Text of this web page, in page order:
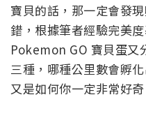
寶貝的話，那一定會發
錯，根據筆者經驗完美
Pokemon GO 寶貝蛋又
三種，哪種公里數會孵
又是如何你一定非常好